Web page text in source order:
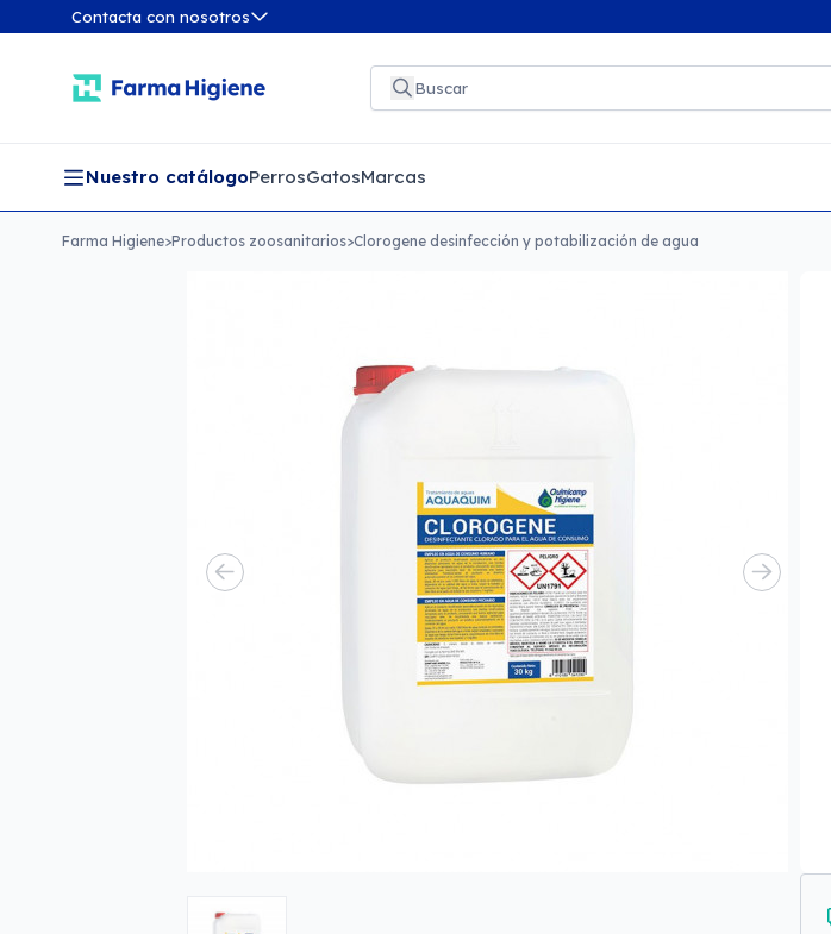
Contacta con nosotros
Nuestro catálogoPerrosGatosMarcas
Farma Higiene>Productos zoosanitarios>Clorogene desinfección y potabilización de agua